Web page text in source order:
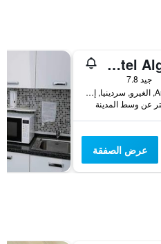
Garden Hotel Alghero
جيد 7.8
Arenosu 1, الغيرو, سردينيا, إيطاليا
عرض الصفقة